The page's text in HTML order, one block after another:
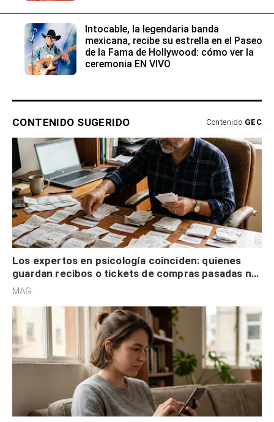
Intocable, la legendaria banda
mexicana, recibe su estrella en el Paseo
de la Fama de Hollywood: cómo ver la
ceremonia EN VIVO
CONTENIDO SUGERIDO Contenido GEC
Los expertos en psicología coinciden: quienes
guardan recibos o tickets de compras pasadas no
son acumuladores, sino que tienen necesidad de
MAG.